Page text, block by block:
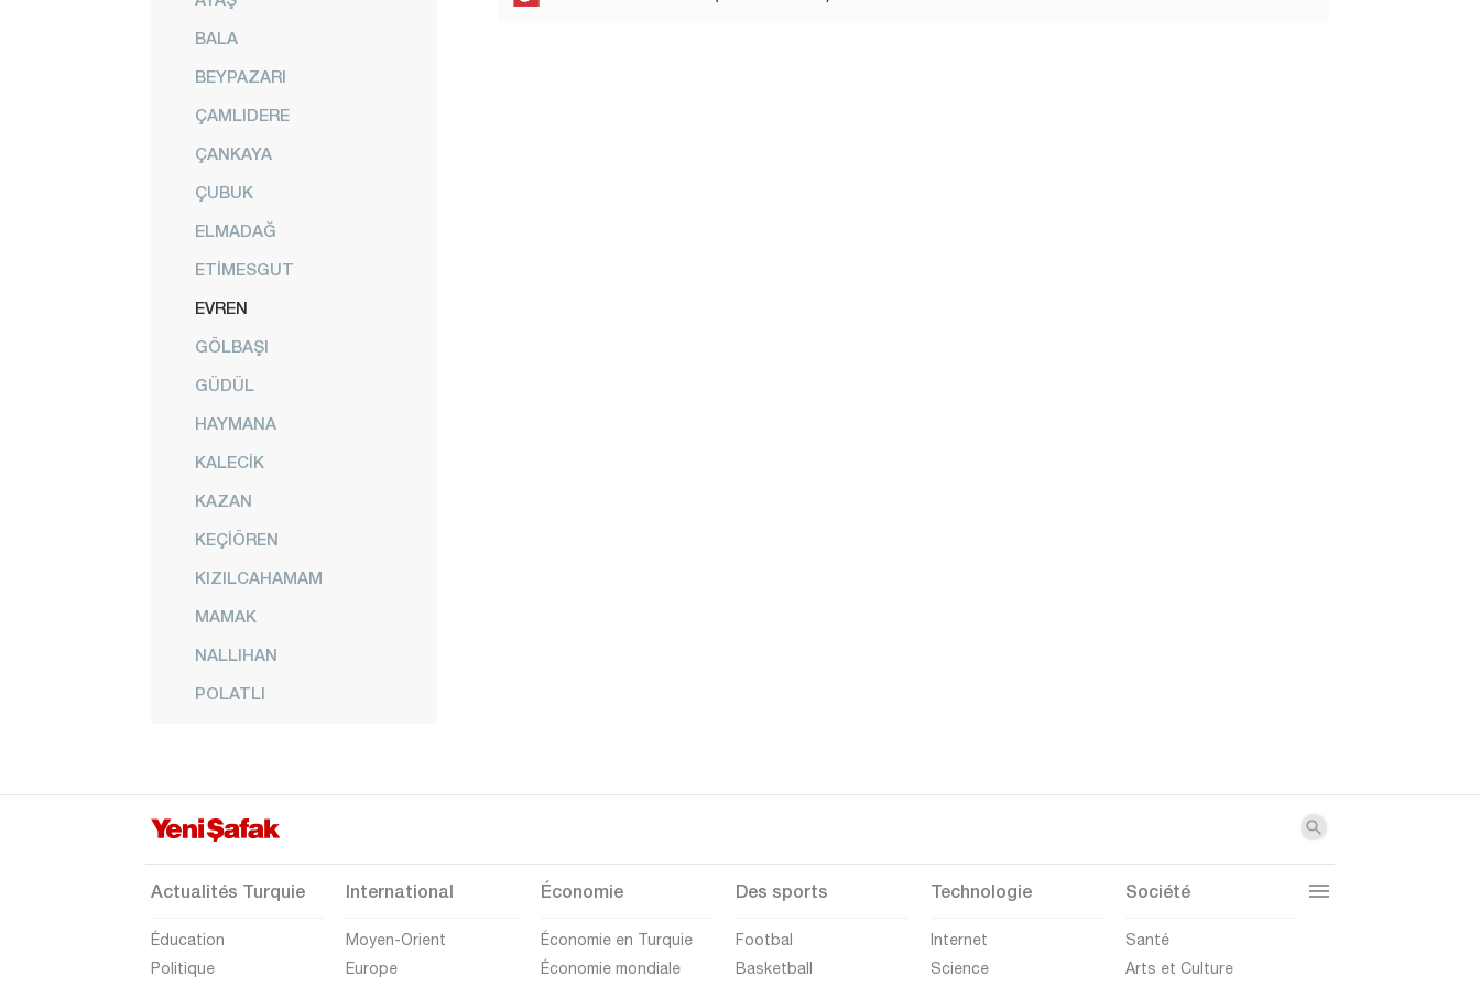
BALA
BEYPAZARI
ÇAMLIDERE
ÇANKAYA
ÇUBUK
ELMADAĞ
ETİMESGUT
EVREN
GÖLBAŞI
GÜDÜL
HAYMANA
KALECİK
KAZAN
KEÇİÖREN
KIZILCAHAMAM
MAMAK
NALLIHAN
POLATLI
YENİMAHALLE
Izmir
Adıyaman
Actualités Turquie
Éducation
Politique
International
Moyen-Orient
Europe
Économie
Économie en Turquie
Économie mondiale
Des sports
Footbal
Basketball
Technologie
Internet
Science
Société
Santé
Arts et Culture